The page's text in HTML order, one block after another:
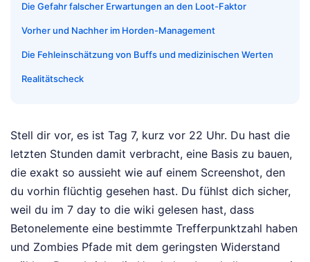
Die Gefahr falscher Erwartungen an den Loot-Faktor
Vorher und Nachher im Horden-Management
Die Fehleinschätzung von Buffs und medizinischen Werten
Realitätscheck
Stell dir vor, es ist Tag 7, kurz vor 22 Uhr. Du hast die
letzten Stunden damit verbracht, eine Basis zu bauen,
die exakt so aussieht wie auf einem Screenshot, den
du vorhin flüchtig gesehen hast. Du fühlst dich sicher,
weil du im 7 day to die wiki gelesen hast, dass
Betonelemente eine bestimmte Trefferpunktzahl haben
und Zombies Pfade mit dem geringsten Widerstand